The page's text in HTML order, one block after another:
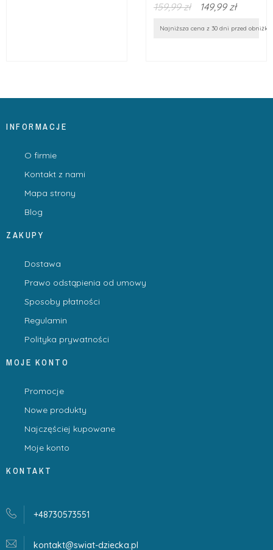
159,99 zł
149,99 zł
Najniższa cena z 30 dni przed obniżką:
INFORMACJE
O firmie
Kontakt z nami
Mapa strony
Blog
ZAKUPY
Dostawa
Prawo odstąpienia od umowy
Sposoby płatności
Regulamin
Polityka prywatności
MOJE KONTO
Promocje
Nowe produkty
Najczęściej kupowane
Moje konto
KONTAKT
+48730573551
kontakt@swiat-dziecka.pl